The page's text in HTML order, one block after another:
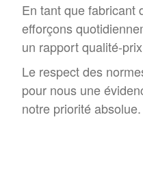
En tant que fabricant
efforçons
un rapport qualité-
Le respect des
pour nous une
notre priorité absolue.